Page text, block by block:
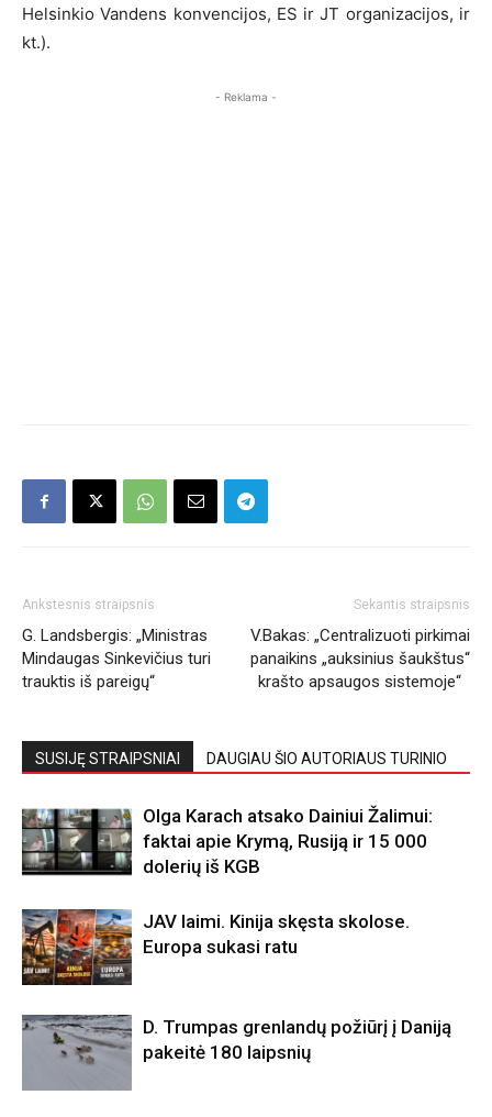
Helsinkio Vandens konvencijos, ES ir JT organizacijos, ir
kt.).
- Reklama -
Ankstesnis straipsnis
G. Landsbergis: „Ministras
Mindaugas Sinkevičius turi
trauktis iš pareigų“
Sekantis straipsnis
V.Bakas: „Centralizuoti pirkimai
panaikins „auksinius šaukštus“
krašto apsaugos sistemoje“
SUSIJĘ STRAIPSNIAI DAUGIAU ŠIO AUTORIAUS TURINIO
Olga Karach atsako Dainiui Žalimui:
faktai apie Krymą, Rusiją ir 15 000
dolerių iš KGB
JAV laimi. Kinija skęsta skolose.
Europa sukasi ratu
D. Trumpas grenlandų požiūrį į Daniją
pakeitė 180 laipsnių